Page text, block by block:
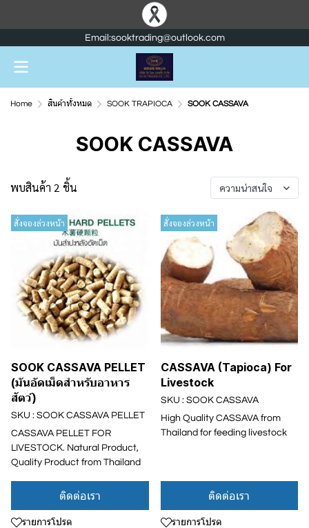
Email:sooktrading@outlook.com
Home สินค้าทั้งหมด SOOK TRAPIOCA SOOK CASSAVA
SOOK CASSAVA
พบสินค้า 2 ชิ้น ความน่าสนใจ
สั่งจองล่วงหน้า
SOOK CASSAVA PELLET
(มันอัดเม็ดสำหรับอาหาร
สัตว์)
SKU : SOOK CASSAVA PELLET
CASSAVA PELLET FOR
LIVESTOCK. Natural Product,
Quality Product from Thailand
ติดต่อเรา
รายการโปรด
สั่งจองล่วงหน้า
CASSAVA (Tapioca) For
Livestock
SKU : SOOK CASSAVA
High Quality CASSAVA from
Thailand for feeding livestock
ติดต่อเรา
รายการโปรด